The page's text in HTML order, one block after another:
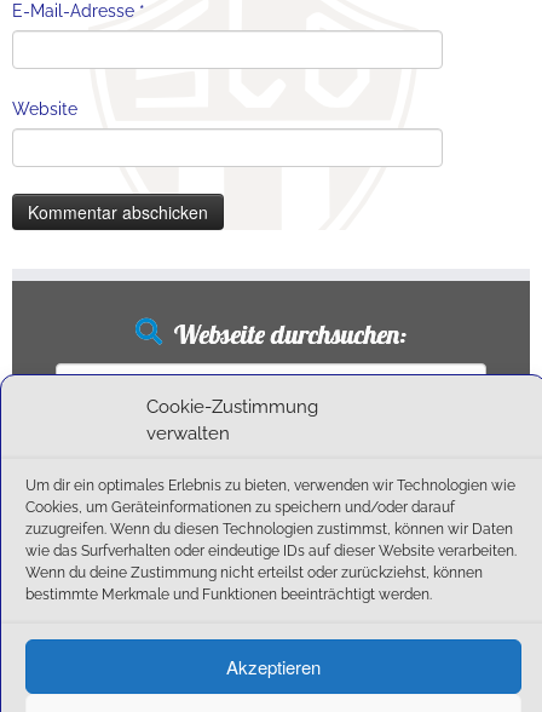
Cookie-Zustimmung
verwalten
Um dir ein optimales Erlebnis zu bieten, verwenden wir Technologien wie
Cookies, um Geräteinformationen zu speichern und/oder darauf
zuzugreifen. Wenn du diesen Technologien zustimmst, können wir Daten
wie das Surfverhalten oder eindeutige IDs auf dieser Website verarbeiten.
Wenn du deine Zustimmung nicht erteilst oder zurückziehst, können
bestimmte Merkmale und Funktionen beeinträchtigt werden.
Akzeptieren
E-Mail-Adresse *
Website
Webseite durchsuchen:
Suchen
Neueste Beiträge
Ballschule erweitert!
6:1-Triumph im Heimfinale: Der SC Olching schießt sich zurück in die Landesliga!
Außensaison 2025
Start am 01. September!